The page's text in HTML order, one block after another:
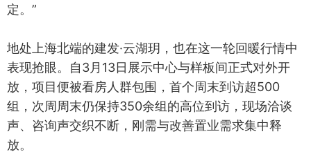
定。”
地处上海北端的建发·云湖玥，也在这一轮回暖行情中
表现抢眼。自3月13日展示中心与样板间正式对外开
放，项目便被看房人群包围，首个周末到访超500
组，次周周末仍保持350余组的高位到访，现场洽谈
声、咨询声交织不断，刚需与改善置业需求集中释
放。